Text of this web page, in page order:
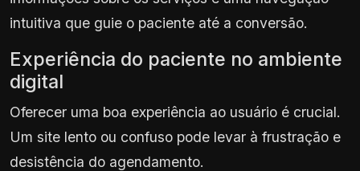
intuitiva que guie o paciente até a conversão.
Experiência do paciente no ambiente
digital
Oferecer uma boa experiência ao usuário é crucial.
Um site lento ou confuso pode levar à frustração e
desistência do agendamento.